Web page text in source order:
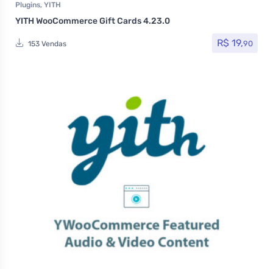
Plugins, YITH
YITH WooCommerce Gift Cards 4.23.0
153 Vendas R$ 19,90